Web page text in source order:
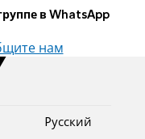
в WhatsApp
нам
Pусский